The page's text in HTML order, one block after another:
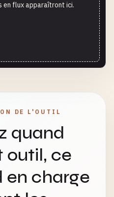
en flux apparaîtront ici.
DE L'OUTIL
quand
outil, ce
en charge